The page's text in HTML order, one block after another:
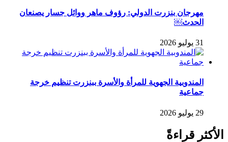
مهرجان بنزرت الدولي: رؤوف ماهر ووائل جسار يصنعان
الحدث￼
31 يوليو 2026
المندوبية الجهوية للمرأة والأسرة ببنزرت تنظيم خرجة
جماعية
29 يوليو 2026
الأكثر قراءةً